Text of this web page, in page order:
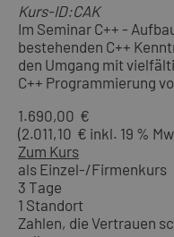
Kurs-ID:CAK
Im Seminar C++ -
bestehenden C++
den Umgang mit
C++ Programmierung
1.690,00 €
(2.011,10 € inkl. 19 %
Zum Kurs
als Einzel-/Firmenkurs
3 Tage
1 Standort
Zahlen, die Vertrauen